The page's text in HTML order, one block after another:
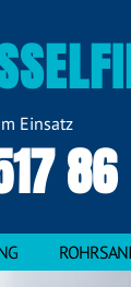
Einsatz
86